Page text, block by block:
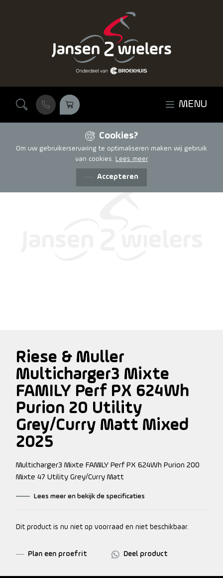
MENU
Cookies?
Om uw gebruikerservaring te optimaliseren maken wij gebruik
van cookies. Lees meer
Accepteren
Riese & Muller
Multicharger3 Mixte
FAMILY Perf PX 624Wh
Purion 20 Utility
Grey/Curry Matt Mixed
2025
Multicharger3 Mixte FAMILY Perf PX 624Wh Purion 200
Mixte 47 Utility Grey/Curry Matt
Lees meer en bekijk de specificaties
Dit product is nu niet op voorraad en niet beschikbaar.
Plan een proefrit Deel product